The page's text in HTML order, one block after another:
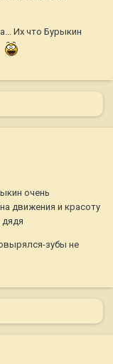
Их что Бурыкин
очень
движения и красоту
зубы не